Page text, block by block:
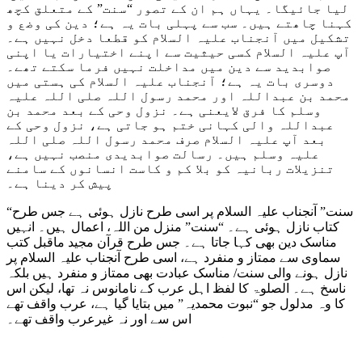
لیا جائیگا۔ یہاں ہم ان کے تصور “سنت” کے متعلق کچھ
کہنا چاھتے ہیں۔ سب سے پہلی بات یہ ہے؛ دین کی وضع و
تشکیل میں آنجناب علیہ السلام کو قطعا دخل نہیں ہے۔
آپ علیہ السلام کسی حیثیت سے اپنے اختیارات یا اپنی
صوابدید سے دین میں مداخلت نہیں فرما سکتے تھے۔
دوسری بات یہ ہے؛ آنجناب علیہ السلام کی ہستی میں
محمد بن عبداللہ اور محمد رسول اللہ صلی اللہ علیہ
وسلم کا فرق لایعنی ہے۔ نزول وحی کے بعد محمد بن
عبداللہ والی کہانی ختم ہو جاتی ہے، نزول وحی کے
بعد آپ علیہ السلام صرف محمد رسول اللہ صلی اللہ
علیہ وسلم ہیں۔ رسالت صوابدیدی منصب نہیں ہے،
تنزیلات ربانیہ کو بلا کم و کاست انسانوں کے سامنے
پیش کر دینا ہے۔
“سنت” آنجناب علیہ السلام پر اسی طرح نازل ہوئی ہے جس طرح
کتاب نازل ہوئی ہے۔ “سنت” منزل من اللہ، اعمال ہیں۔ انہیں
مناسک دین بھی کہا جاتا ہے۔ جس طرح قرآن مجید ماقبل کتب
سماوی سے ممتاز و منفرد ہے، اسی طرح آنجناب علیہ السلام پر
نازل ہونے والی سنت/ مناسک عبادت بھی ممتاز و منفرد ہیں بلکہ
ناسخ ہے۔ الصلوۃ کا لفظ اہل عرب کے نامانوس نہ تھا، لیکن اس
کا وہ مدلول جو “نبوت محمدیہ” میں بتایا گیا ہے، عرب واقف تھے
اس سے اور نہ غیرعرب واقف تھے۔